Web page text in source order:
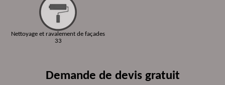
Nettoyage et ravalement de façades
33
Demande de devis gratuit